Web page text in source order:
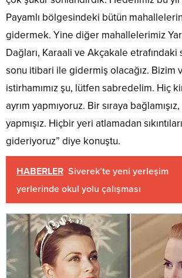
Payamlı bölgesindeki bütün mahallelerin
gidermek. Yine diğer mahallelerimiz
Dağları, Karaali ve Akçakale etrafındaki
sonu itibari ile gidermiş olacağız. Bizim
istirhamımız şu, lütfen sabredelim. Hiç
ayrım yapmıyoruz. Bir sıraya bağlamışız,
yapmışız. Hiçbir yeri atlamadan
gideriyoruz” diye konuştu.
HABERLER Siverek’te yeni yerleşim
yerlerinde okul yolu çalışması